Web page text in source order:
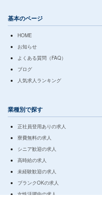
基本のページ
HOME
お知らせ
よくある質問（FAQ）
ブログ
人気求人ランキング
業種別で探す
正社員登用ありの求人
寮費無料の求人
シニア歓迎の求人
高時給の求人
未経験歓迎の求人
ブランクOKの求人
女性活躍中の求人